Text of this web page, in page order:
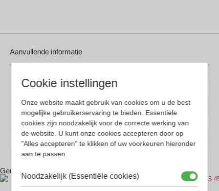
Aanvullende informatie
Montuur materiaal Kunststof
Lens materiaal Kunststof
Pasvorm Large
Gerelateerde producten
Cookie instellingen
Onze website maakt gebruik van cookies om u de best
mogelijke gebruikerservaring te bieden. Essentiële
cookies zijn noodzakelijk voor de correcte werking van
de website. U kunt onze cookies accepteren door op
"Alles accepteren" te klikken of uw voorkeuren hieronder
aan te passen.
Noodzakelijk (Essentiële cookies)